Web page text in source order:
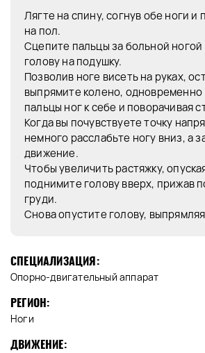
Лягте на спину, согнув обе ноги и
на пол.
Сцепите пальцы за больной
голову на подушку.
Позволив ноге висеть на руках,
выпрямите колено, одновременно
пальцы ног к себе и поворачивая
Когда вы почувствуете точку
немного расслабьте ногу вниз, а
движение.
Чтобы увеличить растяжку,
поднимите голову вверх, прижав
груди.
Снова опустите голову,
СПЕЦИАЛИЗАЦИЯ:
Опорно-двигательный аппарат
РЕГИОН:
Ноги
ДВИЖЕНИЕ: